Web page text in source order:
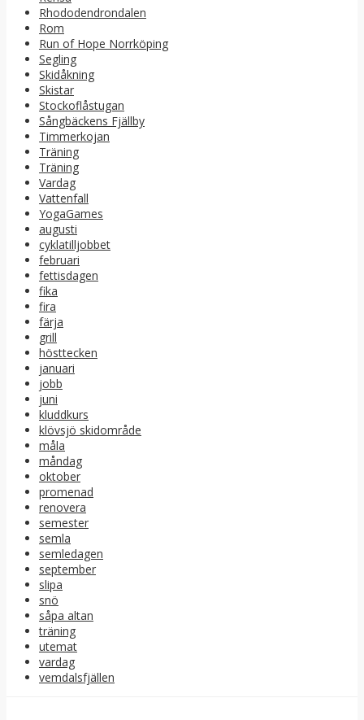
Rhododendrondalen
Rom
Run of Hope Norrköping
Segling
Skidåkning
Skistar
Stockoflåstugan
Sångbäckens Fjällby
Timmerkojan
Träning
Träning
Vardag
Vattenfall
YogaGames
augusti
cyklatilljobbet
februari
fettisdagen
fika
fira
färja
grill
hösttecken
januari
jobb
juni
kluddkurs
klövsjö skidområde
måla
måndag
oktober
promenad
renovera
semester
semla
semledagen
september
slipa
snö
såpa altan
träning
utemat
vardag
vemdalsfjällen